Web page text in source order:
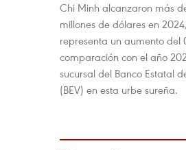
Chi Minh alcanzaron más
millones de dólares en
representa un aumento del
comparación con el año
sucursal del Banco Estatal
(BEV) en esta urbe sureña.